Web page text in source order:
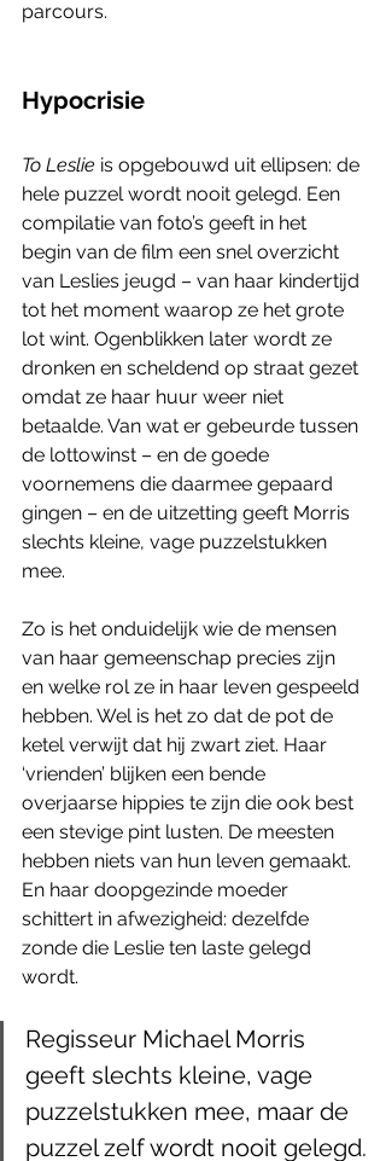
parcours.
Hypocrisie
To Leslie is opgebouwd uit ellipsen: de
hele puzzel wordt nooit gelegd. Een
compilatie van foto’s geeft in het
begin van de film een snel overzicht
van Leslies jeugd – van haar kindertijd
tot het moment waarop ze het grote
lot wint. Ogenblikken later wordt ze
dronken en scheldend op straat gezet
omdat ze haar huur weer niet
betaalde. Van wat er gebeurde tussen
de lottowinst – en de goede
voornemens die daarmee gepaard
gingen – en de uitzetting geeft Morris
slechts kleine, vage puzzelstukken
mee.
Zo is het onduidelijk wie de mensen
van haar gemeenschap precies zijn
en welke rol ze in haar leven gespeeld
hebben. Wel is het zo dat de pot de
ketel verwijt dat hij zwart ziet. Haar
‘vrienden’ blijken een bende
overjaarse hippies te zijn die ook best
een stevige pint lusten. De meesten
hebben niets van hun leven gemaakt.
En haar doopgezinde moeder
schittert in afwezigheid: dezelfde
zonde die Leslie ten laste gelegd
wordt.
Regisseur Michael Morris
geeft slechts kleine, vage
puzzelstukken mee, maar de
puzzel zelf wordt nooit gelegd.